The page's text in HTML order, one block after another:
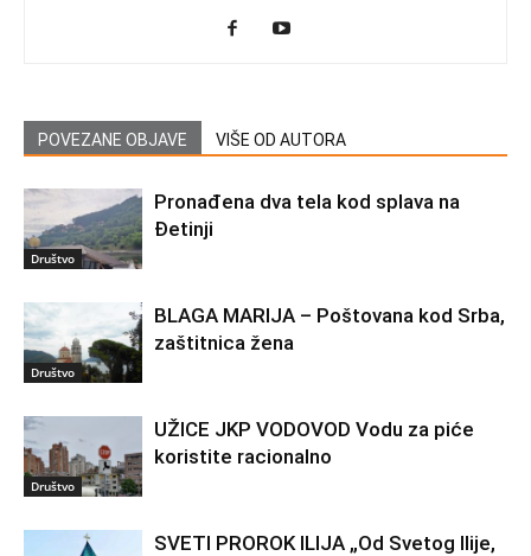
POVEZANE OBJAVE VIŠE OD AUTORA
Društvo
Pronađena dva tela kod splava na
Đetinji
Društvo
BLAGA MARIJA – Poštovana kod Srba,
zaštitnica žena
Društvo
UŽICE JKP VODOVOD Vodu za piće
koristite racionalno
SVETI PROROK ILIJA „Od Svetog Ilije,